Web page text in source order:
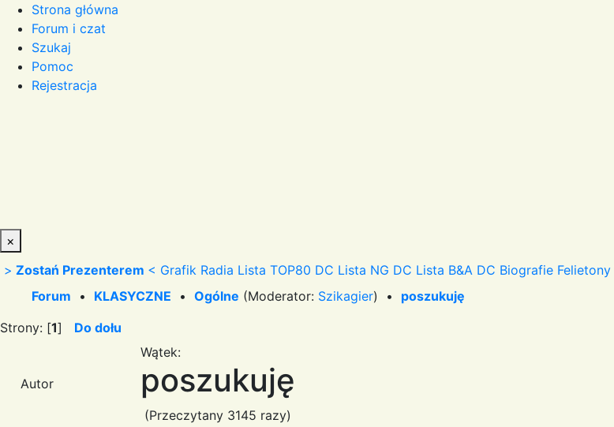
Strona główna
Forum i czat
Szukaj
Pomoc
Rejestracja
×
> Zostań Prezenterem < Grafik Radia Lista TOP80 DC Lista NG DC Lista B&A DC Biografie Felietony
Forum • KLASYCZNE • Ogólne (Moderator: Szikagier) • poszukuję
Strony: [1] Do dołu
Autor
Wątek:
poszukuję
(Przeczytany 3145 razy)